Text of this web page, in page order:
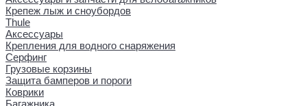
Крепеж лыж и сноубордов
Thule
Аксессуары
Крепления для водного снаряжения
Серфинг
Грузовые корзины
Защита бамперов и пороги
Коврики
Багажника